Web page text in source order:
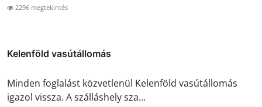
2296 megtekintés
Kelenföld vasútállomás
Minden foglalást közvetlenül Kelenföld vasútállomás
igazol vissza. A szálláshely sza...